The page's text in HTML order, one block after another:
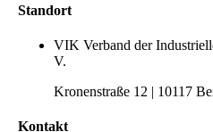
Standort
VIK Verband der
V.
Kronenstraße 12 | 10117
Kontakt